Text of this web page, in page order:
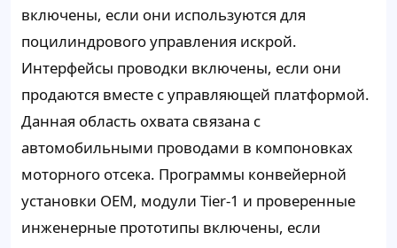
включены, если они используются для
поцилиндрового управления искрой.
Интерфейсы проводки включены, если они
продаются вместе с управляющей платформой.
Данная область охвата связана с
автомобильными проводами в компоновках
моторного отсека. Программы конвейерной
установки OEM, модули Tier-1 и проверенные
инженерные прототипы включены, если